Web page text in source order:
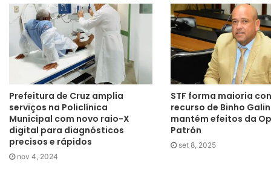
Prefeitura de Cruz amplia
serviços na Policlínica
Municipal com novo raio-X
digital para diagnósticos
precisos e rápidos
nov 4, 2024
STF forma maioria
recurso de Binho
mantém efeitos da
Patrón
set 8, 2025